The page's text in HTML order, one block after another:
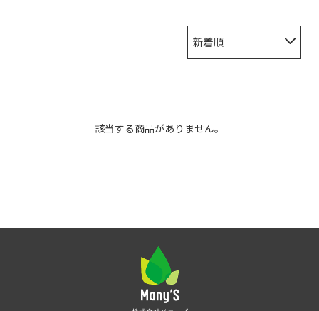
新着順
該当する商品がありません。